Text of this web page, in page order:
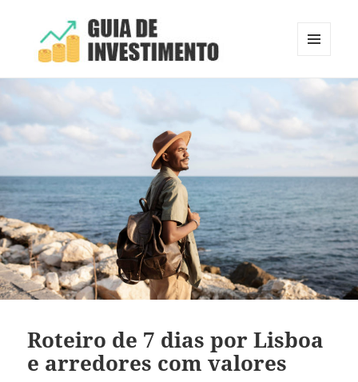
Guia de Investimento
WIDGETS
Roteiro de 7 dias por Lisboa
e arredores com valores